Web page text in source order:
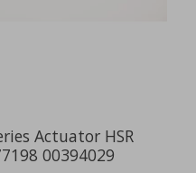
Actuator HSR
00394029